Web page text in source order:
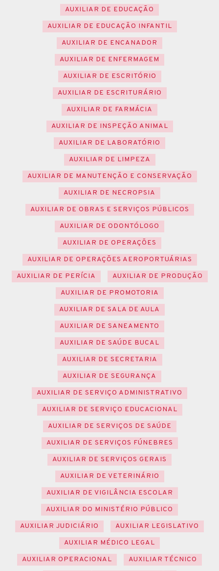
AUXILIAR DE EDUCAÇÃO
AUXILIAR DE EDUCAÇÃO INFANTIL
AUXILIAR DE ENCANADOR
AUXILIAR DE ENFERMAGEM
AUXILIAR DE ESCRITÓRIO
AUXILIAR DE ESCRITURÁRIO
AUXILIAR DE FARMÁCIA
AUXILIAR DE INSPEÇÃO ANIMAL
AUXILIAR DE LABORATÓRIO
AUXILIAR DE LIMPEZA
AUXILIAR DE MANUTENÇÃO E CONSERVAÇÃO
AUXILIAR DE NECROPSIA
AUXILIAR DE OBRAS E SERVIÇOS PÚBLICOS
AUXILIAR DE ODONTÓLOGO
AUXILIAR DE OPERAÇÕES
AUXILIAR DE OPERAÇÕES AEROPORTUÁRIAS
AUXILIAR DE PERÍCIA
AUXILIAR DE PRODUÇÃO
AUXILIAR DE PROMOTORIA
AUXILIAR DE SALA DE AULA
AUXILIAR DE SANEAMENTO
AUXILIAR DE SAÚDE BUCAL
AUXILIAR DE SECRETARIA
AUXILIAR DE SEGURANÇA
AUXILIAR DE SERVIÇO ADMINISTRATIVO
AUXILIAR DE SERVIÇO EDUCACIONAL
AUXILIAR DE SERVIÇOS DE SAÚDE
AUXILIAR DE SERVIÇOS FÚNEBRES
AUXILIAR DE SERVIÇOS GERAIS
AUXILIAR DE VETERINÁRIO
AUXILIAR DE VIGILÂNCIA ESCOLAR
AUXILIAR DO MINISTÉRIO PÚBLICO
AUXILIAR JUDICIÁRIO
AUXILIAR LEGISLATIVO
AUXILIAR MÉDICO LEGAL
AUXILIAR OPERACIONAL
AUXILIAR TÉCNICO